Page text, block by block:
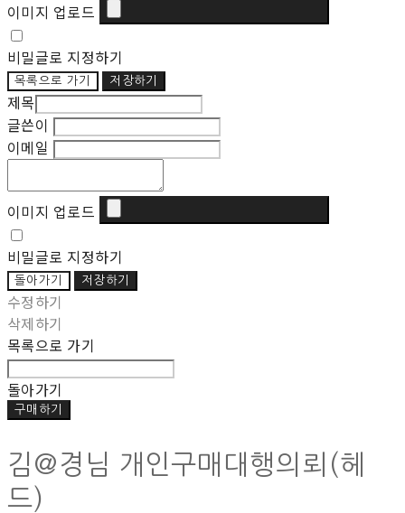
이미지 업로드
비밀글로 지정하기
목록으로 가기 저장하기
제목
글쓴이
이메일
이미지 업로드
비밀글로 지정하기
돌아가기 저장하기
수정하기
삭제하기
목록으로 가기
돌아가기
구매하기
김@경님 개인구매대행의뢰(헤
드)